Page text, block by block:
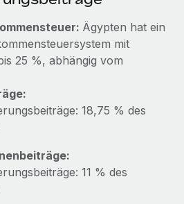
Ägypten hat ein
mit
25 %, abhängig vom
18,75 % des
11 % des